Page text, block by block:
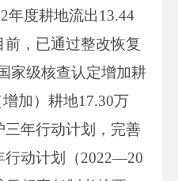
年度耕地流出13.44
，已通过整改恢复
家级核查认定增加耕
加）耕地17.30万
年行动计划，完善
行动计划（2022—20